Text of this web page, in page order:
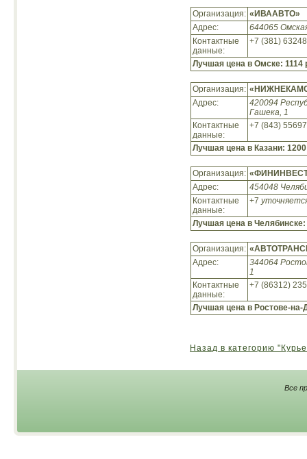
Организация: «ИВААВТО»
Адрес:
644065
Контактные
данные:
+7 (381)
Лучшая цена в Омске: 1114
Организация:
Адрес:
420094
Гашека, 1
Контактные
данные:
+7 (843)
Лучшая цена в Казани:
Организация:
Адрес:
454048
Контактные
данные:
+7
Лучшая цена в Челябинске:
Организация:
Адрес:
344064
1
Контактные
данные:
+7 (86312)
Лучшая цена в Ростове-
Назад в категорию
Все